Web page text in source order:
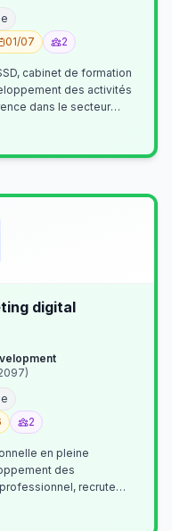
01/07 2
cabinet de formation
des activités
dans le secteur
digital
2
en pleine
des
recrute